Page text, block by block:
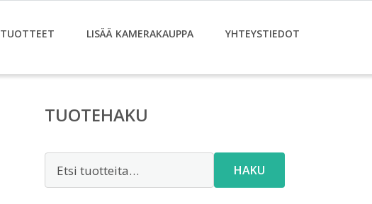
TUOTTEET LISÄÄ KAMERAKAUPPA YHTEYSTIEDOT
TUOTEHAKU
HAKU